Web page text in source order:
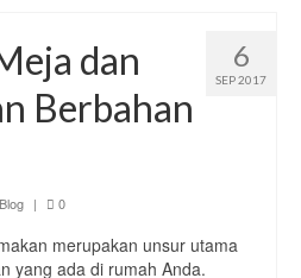
6
SEP 2017
dan
Berbahan
Blog | 0
merupakan unsur utama
yang ada di rumah Anda.